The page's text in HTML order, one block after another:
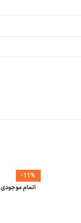
-11%
اتمام موجودی